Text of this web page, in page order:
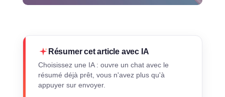
Résumer cet article avec IA
Choisissez une IA : ouvre un chat avec le
résumé déjà prêt, vous n'avez plus qu'à
appuyer sur envoyer.